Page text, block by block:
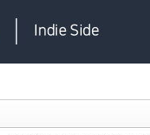
치북5
치북5